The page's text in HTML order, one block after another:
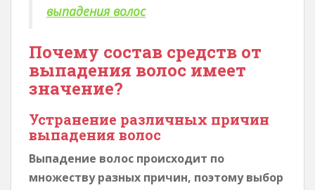
выпадения волос
Почему состав средств от
выпадения волос имеет
значение?
Устранение различных причин
выпадения волос
Выпадение волос происходит по
множеству разных причин, поэтому выбор